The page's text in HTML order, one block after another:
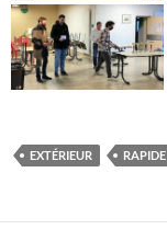
EXTÉRIEUR RAPIDE